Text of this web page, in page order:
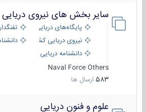
سایر بخش های نیروی دریایی
پایگاه‌های دریایی
نیروی دریایی کشورهای مختلف
دانشنامه دریایی کپی
Naval Force Others
583 ارسال ها
علوم و فنون دریایی